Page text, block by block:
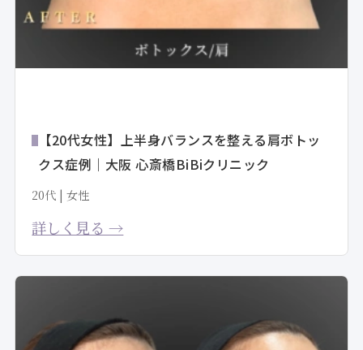
【20代女性】上半身バランスを整える肩ボトッ
クス症例｜大阪 心斎橋BiBiクリニック
20代 | 女性
詳しく見る →